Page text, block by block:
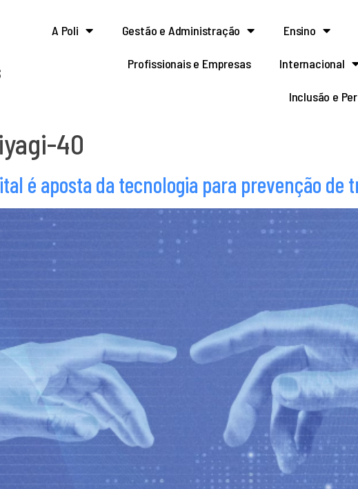
A Poli Gestão e Administração Ensino
Profissionais e Empresas Internacional
Inclusão e
40
é aposta da tecnologia para prevenção de